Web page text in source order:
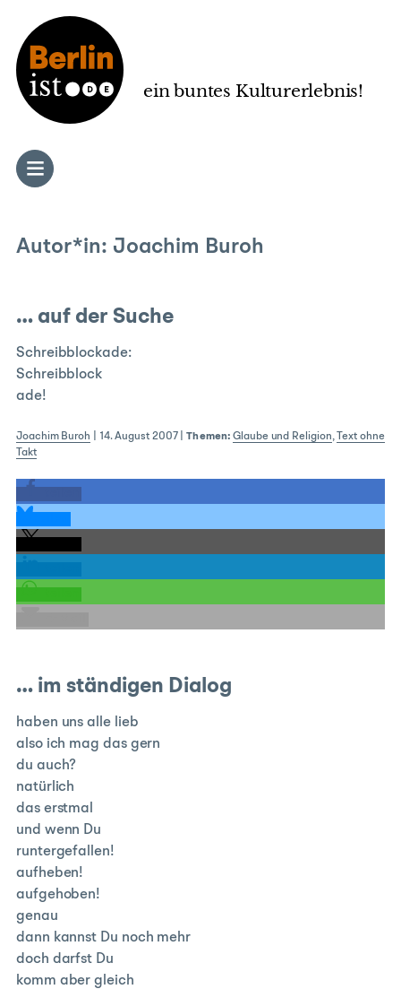
ein buntes Kulturerlebnis!
Autor*in: Joachim Buroh
… auf der Suche
Schreibblockade:
Schreibblock
ade!
Joachim Buroh 14. August 2007|Themen: Glaube und Religion,
Text ohne
Takt
… im ständigen Dialog
haben uns alle lieb
also ich mag das gern
du auch?
natürlich
das erstmal
und wenn Du
runtergefallen!
aufheben!
aufgehoben!
genau
dann kannst Du noch mehr
doch darfst Du
komm aber gleich